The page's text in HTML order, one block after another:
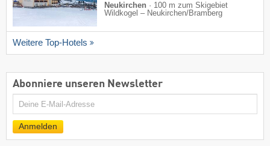
Neukirchen · 100 m zum Skigebiet
Wildkogel – Neukirchen/​Bramberg
Weitere Top-Hotels
Abonniere unseren Newsletter
E-
Anmelden